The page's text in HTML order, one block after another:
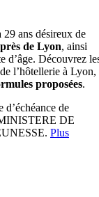
29 ans désireux de
de Lyon, ainsi
d’âge. Découvrez
l’hôtellerie à Lyon,
proposées.
de
DE
Plus